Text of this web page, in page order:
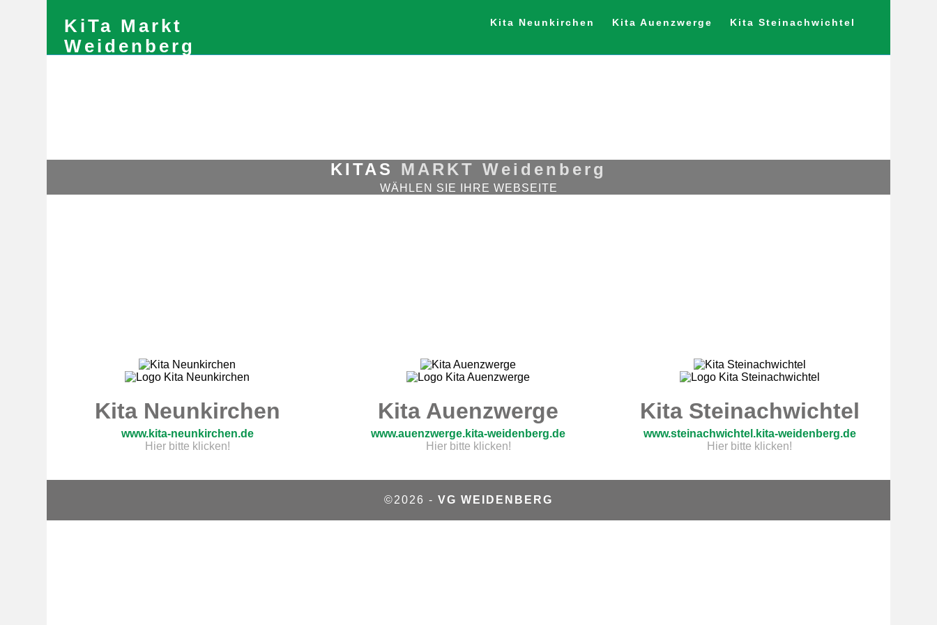
KiTa Markt
Weidenberg
Kita Neunkirchen Kita Auenzwerge Kita Steinachwichtel
KITAS MARKT Weidenberg
WÄHLEN SIE IHRE WEBSEITE
Kita Neunkirchen
www.kita-neunkirchen.de
Hier bitte klicken!
Kita Auenzwerge
www.auenzwerge.kita-weidenberg.de
Hier bitte klicken!
Kita Steinachwichtel
www.steinachwichtel.kita-weidenberg.de
Hier bitte klicken!
©2026 - VG WEIDENBERG